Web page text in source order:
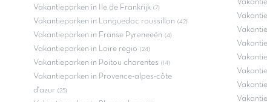
Vakantieparken in Ile de Frankrijk (7)
Vakantieparken in Languedoc roussillon (42)
Vakantieparken in Franse Pyreneeën (4)
Vakantieparken in Loire regio (24)
Vakantieparken in Poitou charentes (14)
Vakantieparken in Provence-alpes-côte
d'azur (25)